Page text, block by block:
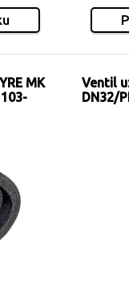
MK
103-
Ventil
DN32/